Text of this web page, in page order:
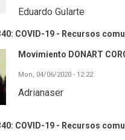
Eduardo Gularte
COVID-19 - Recursos
Movimiento DONART
Mon, 04/06/2020 - 12:22
Adrianaser
COVID-19 - Recursos